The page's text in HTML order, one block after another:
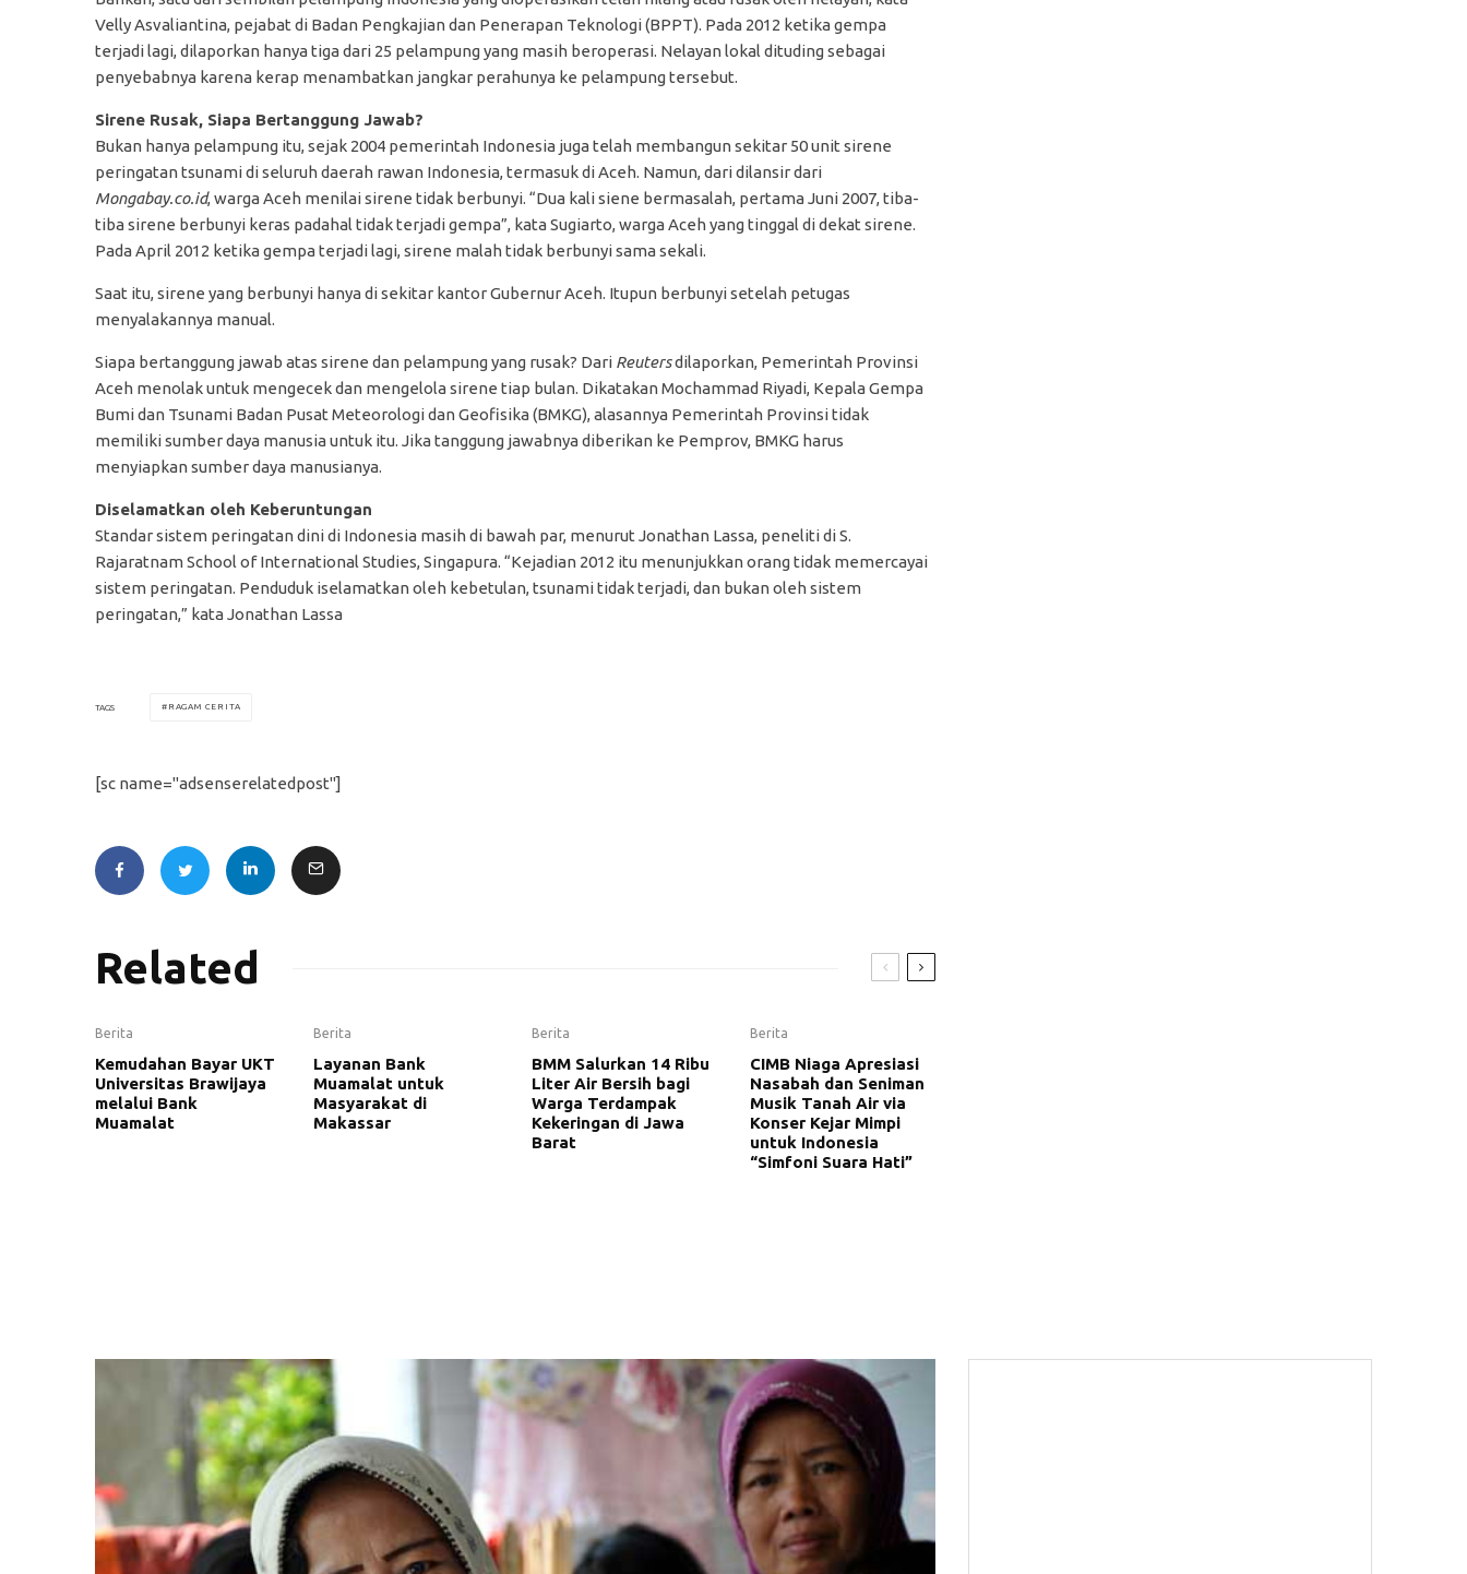
Velly Asvaliantina, pejabat di Badan Pengkajian dan Penerapan Teknologi (BPPT). Pada 2012 ketika gempa
terjadi lagi, dilaporkan hanya tiga dari 25 pelampung yang masih beroperasi. Nelayan lokal dituding sebagai
penyebabnya karena kerap menambatkan jangkar perahunya ke pelampung tersebut.
Sirene Rusak, Siapa Bertanggung Jawab?
Bukan hanya pelampung itu, sejak 2004 pemerintah Indonesia juga telah membangun sekitar 50 unit sirene
peringatan tsunami di seluruh daerah rawan Indonesia, termasuk di Aceh. Namun, dari dilansir dari
Mongabay.co.id, warga Aceh menilai sirene tidak berbunyi. “Dua kali siene bermasalah, pertama Juni 2007, tiba-
tiba sirene berbunyi keras padahal tidak terjadi gempa”, kata Sugiarto, warga Aceh yang tinggal di dekat sirene.
Pada April 2012 ketika gempa terjadi lagi, sirene malah tidak berbunyi sama sekali.
Saat itu, sirene yang berbunyi hanya di sekitar kantor Gubernur Aceh. Itupun berbunyi setelah petugas
menyalakannya manual.
Siapa bertanggung jawab atas sirene dan pelampung yang rusak? Dari Reutersdilaporkan, Pemerintah Provinsi
Aceh menolak untuk mengecek dan mengelola sirene tiap bulan. Dikatakan Mochammad Riyadi, Kepala Gempa
Bumi dan Tsunami Badan Pusat Meteorologi dan Geofisika (BMKG), alasannya Pemerintah Provinsi tidak
memiliki sumber daya manusia untuk itu. Jika tanggung jawabnya diberikan ke Pemprov, BMKG harus
menyiapkan sumber daya manusianya.
Diselamatkan oleh Keberuntungan
Standar sistem peringatan dini di Indonesia masih di bawah par, menurut Jonathan Lassa, peneliti di S.
Rajaratnam School of International Studies, Singapura. “Kejadian 2012 itu menunjukkan orang tidak memercayai
sistem peringatan. Penduduk iselamatkan oleh kebetulan, tsunami tidak terjadi, dan bukan oleh sistem
peringatan,” kata Jonathan Lassa
TAGS RAGAM CERITA
[sc name="adsenserelatedpost"]
Related
Berita
Kemudahan Bayar UKT
Universitas Brawijaya
melalui Bank
Muamalat
Berita
Layanan Bank
Muamalat untuk
Masyarakat di
Makassar
Berita
BMM Salurkan 14 Ribu
Liter Air Bersih bagi
Warga Terdampak
Kekeringan di Jawa
Barat
Berita
CIMB Niaga Apresiasi
Nasabah dan Seniman
Musik Tanah Air via
Konser Kejar Mimpi
untuk Indonesia
“Simfoni Suara Hati”